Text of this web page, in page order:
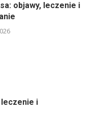
objawy, leczenie i
leczenie i